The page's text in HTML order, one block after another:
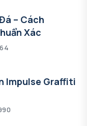
– Cách
Xác
Impulse Graffiti